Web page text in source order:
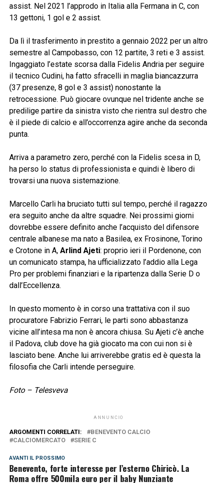
assist. Nel 2021 l’approdo in Italia alla Fermana in C, con
13 gettoni, 1 gol e 2 assist.
Da lì il trasferimento in prestito a gennaio 2022 per un altro
semestre al Campobasso, con 12 partite, 3 reti e 3 assist.
Ingaggiato l’estate scorsa dalla Fidelis Andria per seguire
il tecnico Cudini, ha fatto sfracelli in maglia biancazzurra
(37 presenze, 8 gol e 3 assist) nonostante la
retrocessione. Può giocare ovunque nel tridente anche se
predilige partire da sinistra visto che rientra sul destro che
è il piede di calcio e all’occorrenza agire anche da seconda
punta.
Arriva a parametro zero, perché con la Fidelis scesa in D,
ha perso lo status di professionista e quindi è libero di
trovarsi una nuova sistemazione.
Marcello Carli ha bruciato tutti sul tempo, perché il ragazzo
era seguito anche da altre squadre. Nei prossimi giorni
dovrebbe essere definito anche l’acquisto del difensore
centrale albanese ma nato a Basilea, ex Frosinone, Torino
e Crotone in A, Arlind Ajeti: proprio ieri il Pordenone, con
un comunicato stampa, ha ufficializzato l’addio alla Lega
Pro per problemi finanziari e la ripartenza dalla Serie D o
dall’Eccellenza.
In questo momento è in corso una trattativa con il suo
procuratore Fabrizio Ferrari, le parti sono abbastanza
vicine all’intesa ma non è ancora chiusa. Su Ajeti c’è anche
il Padova, club dove ha già giocato ma con cui non si è
lasciato bene. Anche lui arriverebbe gratis ed è questa la
filosofia che Carli intende perseguire.
Foto – Telesveva
ANNUNCIO
ARGOMENTI CORRELATI:
BENEVENTO CALCIO
CALCIOMERCATO
SERIE C
AVANTI IL ​​PROSSIMO
Benevento, forte interesse per l’esterno Chiricò. La
Roma offre 500mila euro per il baby Nunziante